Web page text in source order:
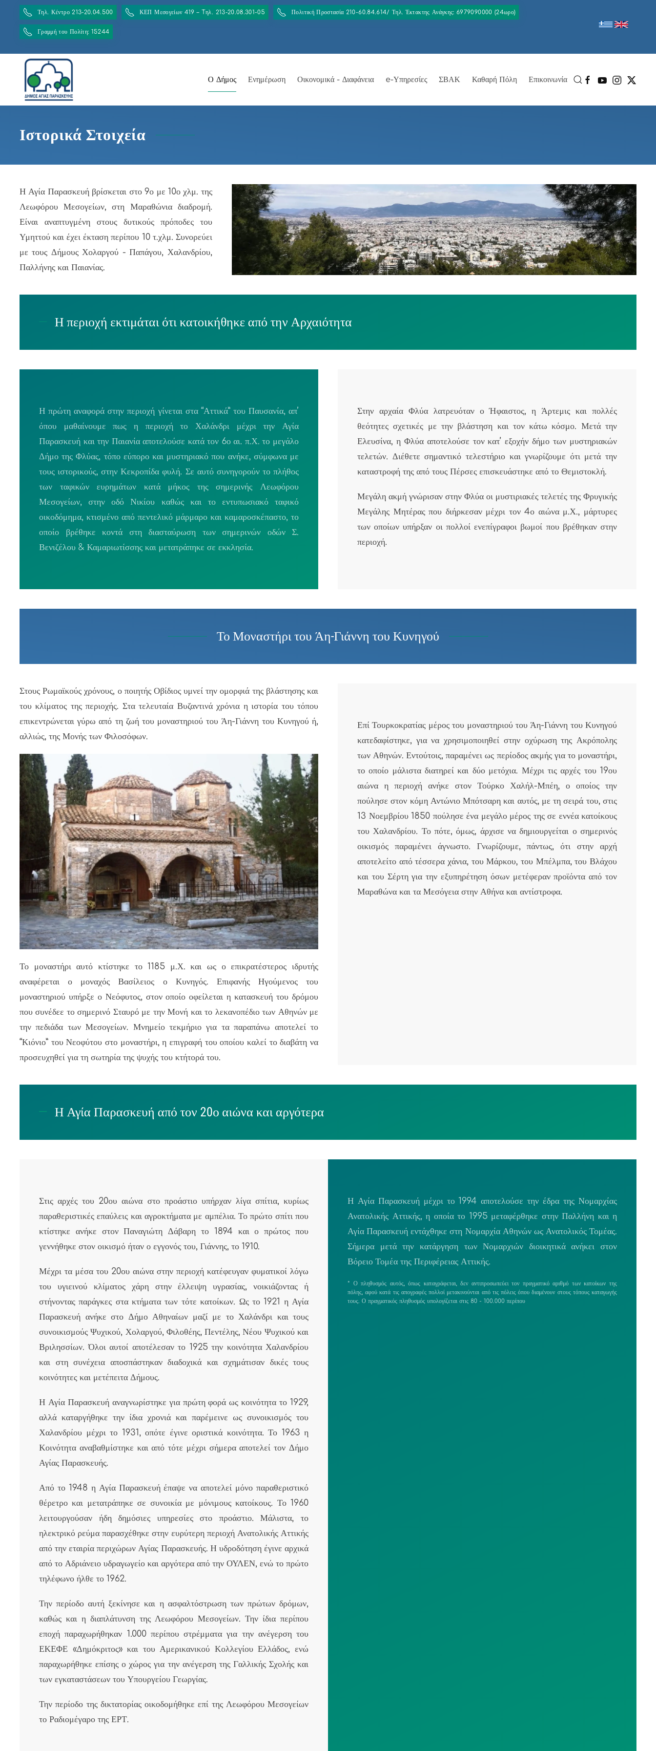
Τηλ. Κέντρο 213-20.04.500 ΚΕΠ Μεσογείων 419 – Tηλ. 213-20.08.301-05 Πολιτική Προστασία 210-60.84.614/ Τηλ. Έκτακτης Ανάγκης: 6979090000 (24ωρο)
Γραμμή του Πολίτη: 15244
Ο Δήμος Ενημέρωση Οικονομικά - Διαφάνεια e-Υπηρεσίες ΣΒΑΚ Καθαρή Πόλη Επικοινωνία
Ιστορικά Στοιχεία
Η Αγία Παρασκευή βρίσκεται στο 9ο με 10ο χλμ. της
Λεωφόρου Μεσογείων, στη Μαραθώνια διαδρομή.
Είναι αναπτυγμένη στους δυτικούς πρόποδες του
Υμηττού και έχει έκταση περίπου 10 τ.χλμ. Συνορεύει
με τους Δήμους Χολαργού - Παπάγου, Χαλανδρίου,
Παλλήνης και Παιανίας.
Η περιοχή εκτιμάται ότι κατοικήθηκε από την Αρχαιότητα
Η πρώτη αναφορά στην περιοχή γίνεται στα “Αττικά” του Παυσανία, απ’
όπου μαθαίνουμε πως η περιοχή το Χαλάνδρι μέχρι την Αγία
Παρασκευή και την Παιανία αποτελούσε κατά τον 6ο αι. π.Χ. το μεγάλο
Δήμο της Φλύας, τόπο εύπορο και μυστηριακό που ανήκε, σύμφωνα με
τους ιστορικούς, στην Κεκροπίδα φυλή. Σε αυτό συνηγορούν το πλήθος
των ταφικών ευρημάτων κατά μήκος της σημερινής Λεωφόρου
Μεσογείων, στην οδό Νικίου καθώς και το εντυπωσιακό ταφικό
οικοδόμημα, κτισμένο από πεντελικό μάρμαρο και καμαροσκέπαστο, το
οποίο βρέθηκε κοντά στη διασταύρωση των σημερινών οδών Σ.
Βενιζέλου & Καμαριωτίσσης και μετατράπηκε σε εκκλησία.
Στην αρχαία Φλύα λατρευόταν ο Ήφαιστος, η Άρτεμις και πολλές
θεότητες σχετικές με την βλάστηση και τον κάτω κόσμο. Μετά την
Ελευσίνα, η Φλύα αποτελούσε τον κατ’ εξοχήν δήμο των μυστηριακών
τελετών. Διέθετε σημαντικό τελεστήριο και γνωρίζουμε ότι μετά την
καταστροφή της από τους Πέρσες επισκευάστηκε από το Θεμιστοκλή.
Μεγάλη ακμή γνώρισαν στην Φλύα οι μυστιριακές τελετές της Φρυγικής
Μεγάλης Μητέρας που διήρκεσαν μέχρι τον 4ο αιώνα μ.Χ., μάρτυρες
των οποίων υπήρξαν οι πολλοί ενεπίγραφοι βωμοί που βρέθηκαν στην
περιοχή.
Το Μοναστήρι του Άη-Γιάννη του Κυνηγού
Στους Ρωμαϊκούς χρόνους, ο ποιητής Οβίδιος υμνεί την ομορφιά της βλάστησης και
του κλίματος της περιοχής. Στα τελευταία Βυζαντινά χρόνια η ιστορία του τόπου
επικεντρώνεται γύρω από τη ζωή του μοναστηριού του Άη-Γιάννη του Κυνηγού ή,
αλλιώς, της Μονής των Φιλοσόφων.
Το μοναστήρι αυτό κτίστηκε το 1185 μ.Χ. και ως ο επικρατέστερος ιδρυτής
αναφέρεται ο μοναχός Βασίλειος ο Κυνηγός. Επιφανής Ηγούμενος του
μοναστηριού υπήρξε ο Νεόφυτος, στον οποίο οφείλεται η κατασκευή του δρόμου
που συνέδεε το σημερινό Σταυρό με την Μονή και το λεκανοπέδιο των Αθηνών με
την πεδιάδα των Μεσογείων. Μνημείο τεκμήριο για τα παραπάνω αποτελεί το
“Κιόνιο” του Νεοφύτου στο μοναστήρι, η επιγραφή του οποίου καλεί το διαβάτη να
προσευχηθεί για τη σωτηρία της ψυχής του κτήτορά του.
Επί Τουρκοκρατίας μέρος του μοναστηριού του Άη-Γιάννη του Κυνηγού
κατεδαφίστηκε, για να χρησιμοποιηθεί στην οχύρωση της Ακρόπολης
των Αθηνών. Εντούτοις, παραμένει ως περίοδος ακμής για το μοναστήρι,
το οποίο μάλιστα διατηρεί και δύο μετόχια. Μέχρι τις αρχές του 19ου
αιώνα η περιοχή ανήκε στον Τούρκο Χαλήλ-Μπέη, ο οποίος την
πούλησε στον κόμη Αντώνιο Μπότσαρη και αυτός, με τη σειρά του, στις
13 Νοεμβρίου 1850 πούλησε ένα μεγάλο μέρος της σε εννέα κατοίκους
του Χαλανδρίου. Το πότε, όμως, άρχισε να δημιουργείται ο σημερινός
οικισμός παραμένει άγνωστο. Γνωρίζουμε, πάντως, ότι στην αρχή
αποτελείτο από τέσσερα χάνια, του Μάρκου, του Μπέλμπα, του Βλάχου
και του Σέρτη για την εξυπηρέτηση όσων μετέφεραν προϊόντα από τον
Μαραθώνα και τα Μεσόγεια στην Αθήνα και αντίστροφα.
Η Αγία Παρασκευή από τον 20ο αιώνα και αργότερα
Στις αρχές του 20ου αιώνα στο προάστιο υπήρχαν λίγα σπίτια, κυρίως
παραθεριστικές επαύλεις και αγροκτήματα με αμπέλια. Το πρώτο σπίτι που
κτίστηκε ανήκε στον Παναγιώτη Δάβαρη το 1894 και ο πρώτος που
γεννήθηκε στον οικισμό ήταν ο εγγονός του, Γιάννης, το 1910.
Μέχρι τα μέσα του 20ου αιώνα στην περιοχή κατέφευγαν φυματικοί λόγω
του υγιεινού κλίματος χάρη στην έλλειψη υγρασίας, νοικιάζοντας ή
στήνοντας παράγκες στα κτήματα των τότε κατοίκων. Ως το 1921 η Αγία
Παρασκευή ανήκε στο Δήμο Αθηναίων μαζί με το Χαλάνδρι και τους
συνοικισμούς Ψυχικού, Χολαργού, Φιλοθέης, Πεντέλης, Νέου Ψυχικού και
Βριλησσίων. Όλοι αυτοί αποτέλεσαν το 1925 την κοινότητα Χαλανδρίου
και στη συνέχεια αποσπάστηκαν διαδοχικά και σχημάτισαν δικές τους
κοινότητες και μετέπειτα Δήμους.
Η Αγία Παρασκευή αναγνωρίστηκε για πρώτη φορά ως κοινότητα το 1929,
αλλά καταργήθηκε την ίδια χρονιά και παρέμεινε ως συνοικισμός του
Χαλανδρίου μέχρι το 1931, οπότε έγινε οριστικά κοινότητα. Το 1963 η
Κοινότητα αναβαθμίστηκε και από τότε μέχρι σήμερα αποτελεί τον Δήμο
Αγίας Παρασκευής.
Από το 1948 η Αγία Παρασκευή έπαψε να αποτελεί μόνο παραθεριστικό
θέρετρο και μετατράπηκε σε συνοικία με μόνιμους κατοίκους. Το 1960
λειτουργούσαν ήδη δημόσιες υπηρεσίες στο προάστιο. Μάλιστα, το
ηλεκτρικό ρεύμα παρασχέθηκε στην ευρύτερη περιοχή Ανατολικής Αττικής
από την εταιρία περιχώρων Αγίας Παρασκευής. Η υδροδότηση έγινε αρχικά
από το Αδριάνειο υδραγωγείο και αργότερα από την ΟΥΛΕΝ, ενώ το πρώτο
τηλέφωνο ήλθε το 1962.
Την περίοδο αυτή ξεκίνησε και η ασφαλτόστρωση των πρώτων δρόμων,
καθώς και η διαπλάτυνση της Λεωφόρου Μεσογείων. Την ίδια περίπου
εποχή παραχωρήθηκαν 1.000 περίπου στρέμματα για την ανέγερση του
ΕΚΕΦΕ «Δημόκριτος» και του Αμερικανικού Κολλεγίου Ελλάδος, ενώ
παραχωρήθηκε επίσης ο χώρος για την ανέγερση της Γαλλικής Σχολής και
των εγκαταστάσεων του Υπουργείου Γεωργίας.
Την περίοδο της δικτατορίας οικοδομήθηκε επί της Λεωφόρου Μεσογείων
το Ραδιομέγαρο της ΕΡΤ.
Η Αγία Παρασκευή μέχρι το 1994 αποτελούσε την έδρα της Νομαρχίας
Ανατολικής Αττικής, η οποία το 1995 μεταφέρθηκε στην Παλλήνη και η
Αγία Παρασκευή εντάχθηκε στη Νομαρχία Αθηνών ως Ανατολικός Τομέας.
Σήμερα μετά την κατάργηση των Νομαρχιών διοικητικά ανήκει στον
Βόρειο Τομέα της Περιφέρειας Αττικής.
* Ο πληθυσμός αυτός, όπως καταγράφεται, δεν αντιπροσωπεύει τον πραγματικό αριθμό των κατοίκων της
πόλης, αφού κατά τις απογραφές πολλοί μετακινούνται από τις πόλεις όπου διαμένουν στους τόπους καταγωγής
τους. Ο πραγματικός πληθυσμός υπολογίζεται στις 80 - 100.000 περίπου